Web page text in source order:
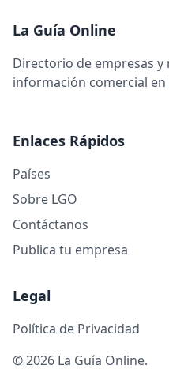
La Guía Online
Directorio de empresas
información comercial
Enlaces Rápidos
Países
Sobre LGO
Contáctanos
Publica tu empresa
Legal
Política de Privacidad
© 2026 La Guía Online.